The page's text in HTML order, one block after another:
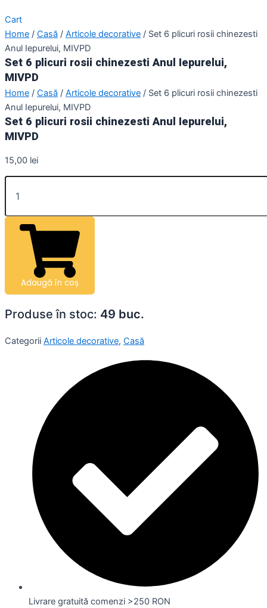
Cart
Home / Casă / Articole decorative / Set 6 plicuri rosii chinezesti
Anul Iepurelui, MIVPD
Set 6 plicuri rosii chinezesti Anul Iepurelui,
MIVPD
Home / Casă / Articole decorative / Set 6 plicuri rosii chinezesti
Anul Iepurelui, MIVPD
Set 6 plicuri rosii chinezesti Anul Iepurelui,
MIVPD
15,00 lei
Adaugă în coș
Produse în stoc: 49 buc.
Categorii Articole decorative, Casă
Livrare gratuită comenzi >250 RON